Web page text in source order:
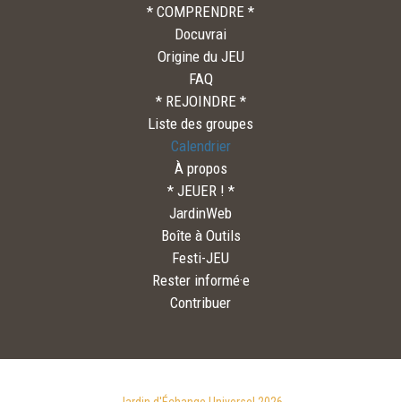
* COMPRENDRE *
Docuvrai
Origine du JEU
FAQ
* REJOINDRE *
Liste des groupes
Calendrier
À propos
* JEUER ! *
JardinWeb
Boîte à Outils
Festi-JEU
Rester informé·e
Contribuer